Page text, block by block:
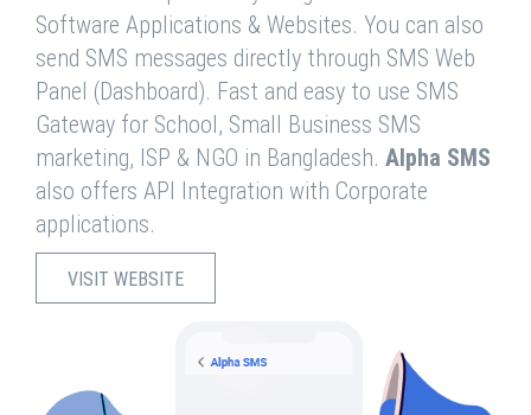
Software Applications & Websites. You can also
send SMS messages directly through SMS Web
Panel (Dashboard). Fast and easy to use SMS
Gateway for School, Small Business SMS
marketing, ISP & NGO in Bangladesh. Alpha SMS
also offers API Integration with Corporate
applications.
VISIT WEBSITE